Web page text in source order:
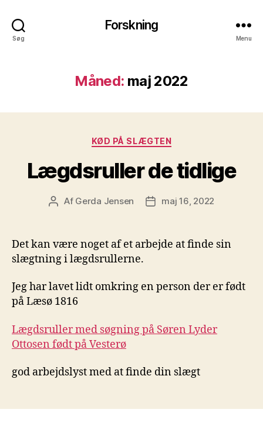
Søg
Forskning
Menu
Måned: maj 2022
Kategorier
KØD PÅ SLÆGTEN
Lægdsruller de tidlige
Indlægsforfatter
Af Gerda Jensen Indlægsdato
maj 16, 2022
Det kan være noget af et arbejde at finde sin
slægtning i lægdsrullerne.
Jeg har lavet lidt omkring en person der er født
på Læsø 1816
Lægdsruller med søgning på Søren Lyder
Ottosen født på Vesterø
god arbejdslyst med at finde din slægt